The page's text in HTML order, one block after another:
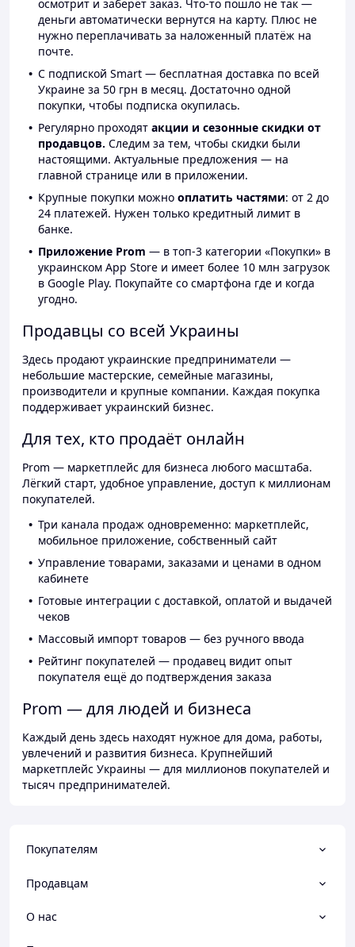
осмотрит и заберёт заказ. Что-то пошло не так —
деньги автоматически вернутся на карту. Плюс не
нужно переплачивать за наложенный платёж на
почте.
С подпиской Smart — бесплатная доставка по всей
Украине за 50 грн в месяц. Достаточно одной
покупки, чтобы подписка окупилась.
Регулярно проходят акции и сезонные скидки от
продавцов. Следим за тем, чтобы скидки были
настоящими. Актуальные предложения — на
главной странице или в приложении.
Крупные покупки можно оплатить частями: от 2 до
24 платежей. Нужен только кредитный лимит в
банке.
Приложение Prom — в топ-3 категории «Покупки» в
украинском App Store и имеет более 10 млн загрузок
в Google Play. Покупайте со смартфона где и когда
угодно.
Продавцы со всей Украины
Здесь продают украинские предприниматели —
небольшие мастерские, семейные магазины,
производители и крупные компании. Каждая покупка
поддерживает украинский бизнес.
Для тех, кто продаёт онлайн
Prom — маркетплейс для бизнеса любого масштаба.
Лёгкий старт, удобное управление, доступ к миллионам
покупателей.
Три канала продаж одновременно: маркетплейс,
мобильное приложение, собственный сайт
Управление товарами, заказами и ценами в одном
кабинете
Готовые интеграции с доставкой, оплатой и выдачей
чеков
Массовый импорт товаров — без ручного ввода
Рейтинг покупателей — продавец видит опыт
покупателя ещё до подтверждения заказа
Prom — для людей и бизнеса
Каждый день здесь находят нужное для дома, работы,
увлечений и развития бизнеса. Крупнейший
маркетплейс Украины — для миллионов покупателей и
тысяч предпринимателей.
Покупателям
Продавцам
О нас